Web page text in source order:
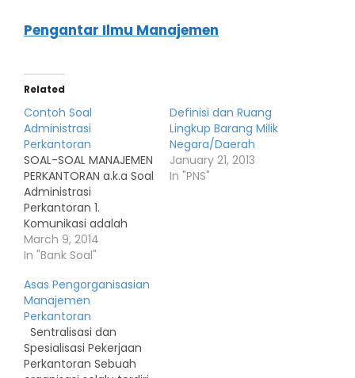
Pengantar Ilmu Manajemen
Related
Contoh Soal
Administrasi
Perkantoran
SOAL-SOAL MANAJEMEN
PERKANTORAN a.k.a Soal
Administrasi
Perkantoran 1.
Komunikasi adalah
proses penyampaian
ide dari suatu sumber
tujuan. Pengertian
komunikasi ini adalah
pendapat … a.
Ensiklopedi
Administrasi+ d. Keith
Davisrat b. Charles E.
March 9, 2014
In "Bank Soal"
Definisi dan Ruang
Lingkup Barang Milik
Negara/Daerah
January 21, 2013
In "PNS"
Asas Pengorganisasian
Manajemen
Perkantoran
Sentralisasi dan
Spesialisasi Pekerjaan
Perkantoran Sebuah